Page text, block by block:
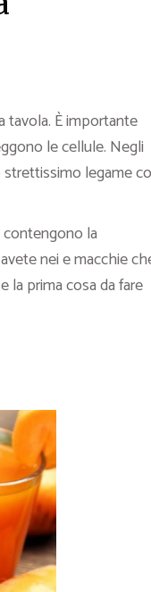
tavola. È importante
le cellule. Negli
legame
la
nei e macchie
la prima cosa da fare